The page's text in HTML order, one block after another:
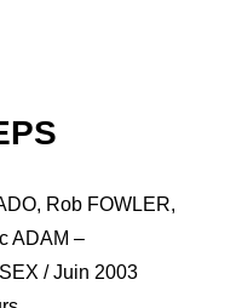
Rob FOWLER,
ADAM –
/ Juin 2003